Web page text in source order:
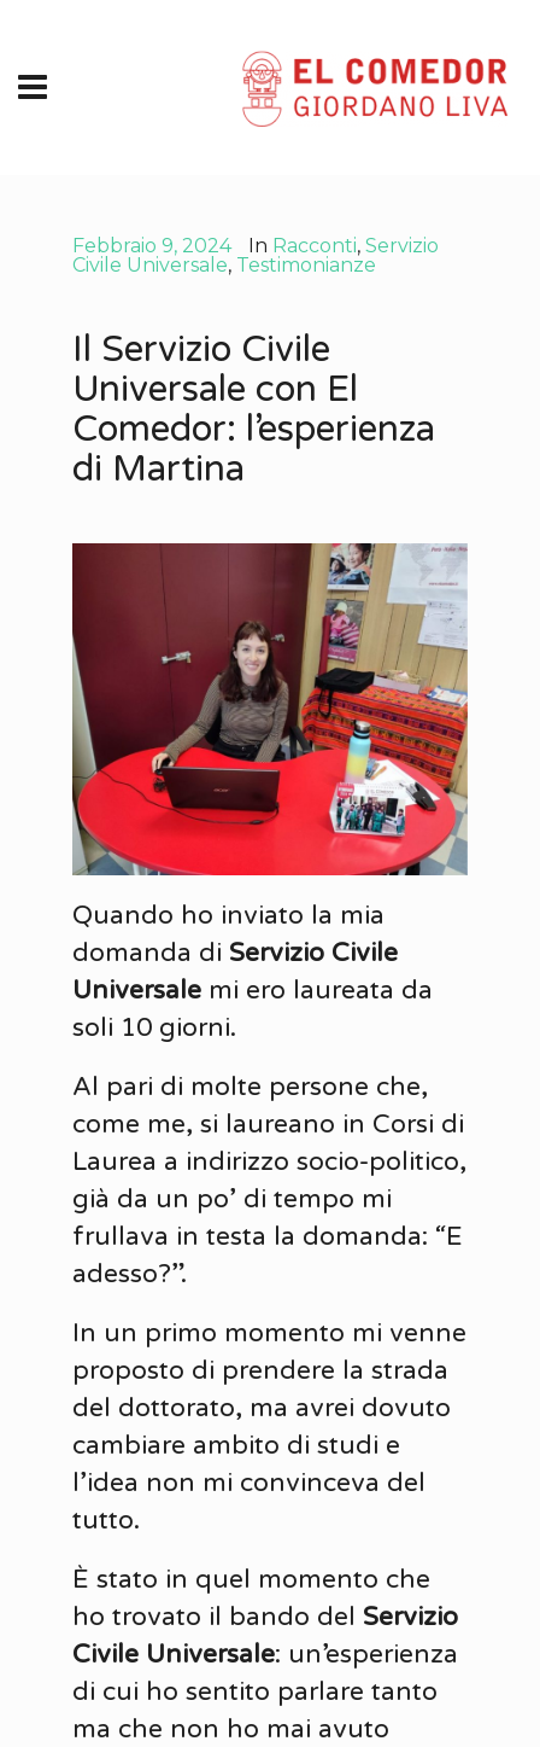
Febbraio 9, 2024 In Racconti, Servizio
Civile Universale, Testimonianze
Il Servizio Civile
Universale con El
Comedor: l’esperienza
di Martina
Quando ho inviato la mia
domanda di Servizio Civile
Universale mi ero laureata da
soli 10 giorni.
Al pari di molte persone che,
come me, si laureano in Corsi di
Laurea a indirizzo socio-politico,
già da un po’ di tempo mi
frullava in testa la domanda: “E
adesso?”.
In un primo momento mi venne
proposto di prendere la strada
del dottorato, ma avrei dovuto
cambiare ambito di studi e
l’idea non mi convinceva del
tutto.
È stato in quel momento che
ho trovato il bando del Servizio
Civile Universale: un’esperienza
di cui ho sentito parlare tanto
ma che non ho mai avuto